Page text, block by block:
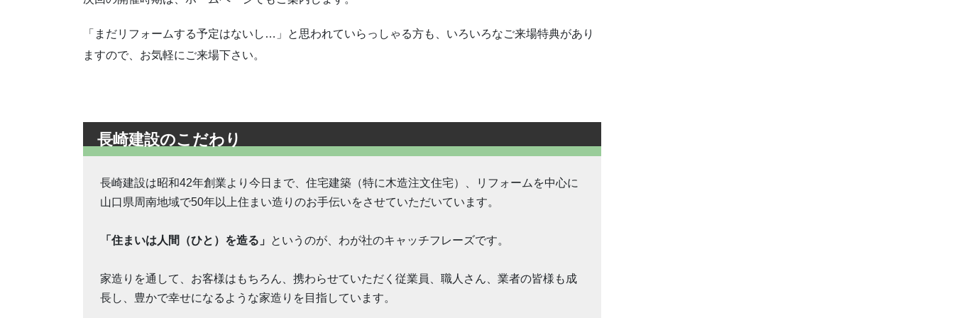
「まだリフォームする予定はないし…」と思われていらっしゃる方も、いろいろなご来場特典があり
ますので、お気軽にご来場下さい。
長崎建設のこだわり
長崎建設は昭和42年創業より今日まで、住宅建築（特に木造注文住宅）、リフォームを中心に
山口県周南地域で50年以上住まい造りのお手伝いをさせていただいています。
「住まいは人間（ひと）を造る」 というのが、わが社のキャッチフレーズです。
家造りを通して、お客様はもちろん、携わらせていただく従業員、職人さん、業者の皆様も成
長し、豊かで幸せになるような家造りを目指しています。